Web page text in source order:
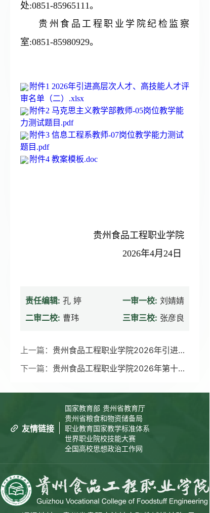
处:0851-85965111。
贵州食品工程职业学院纪检监察
室:0851-85980929。
附件1 2026年引进高层次人才、高技能人才评
审名单（二）.xlsx
附件2 马克思主义教学部教师-05岗位教学能
力测试题目.pdf
附件3 信息工程系教师-07岗位教学能力测试
题目.pdf
附件4 教案模板.doc
贵州食品工程职业学院
2026年4月24日
责任编辑: 孔 婷 一审一校: 刘婧婧
二审二校: 曹玮 三审三校: 张彦良
上一篇：
贵州食品工程职业学院2026年引进高技能人才评审成绩及体检有关事宜的公告（二）
下一篇：
贵州食品工程职业学院2026年第十四届贵州人博会引进紧缺人才工作方案
友情链接
国家教育部 贵州省教育厅
贵州省粮食和物资储备局
职业教育国家教学标准体系
世界职业院校技能大赛
全国高校思想政治工作网